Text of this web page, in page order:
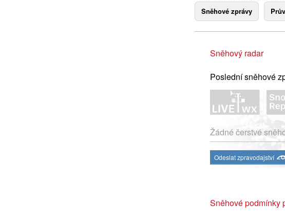
Sněhové zprávy
Sněhový radar
Poslední sněhové
Žádné čerstvé
Odeslat zpravodajství
Sněhové podmínky